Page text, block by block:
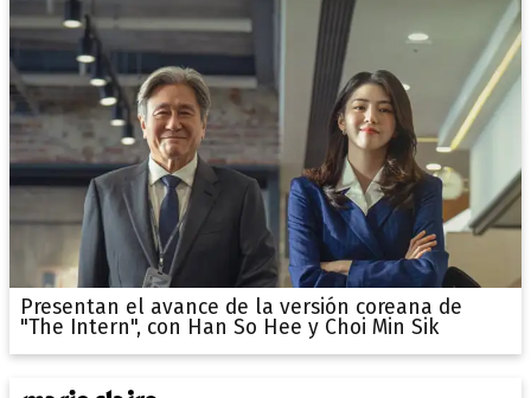
Presentan el avance de la versión coreana de
"The Intern", con Han So Hee y Choi Min Sik